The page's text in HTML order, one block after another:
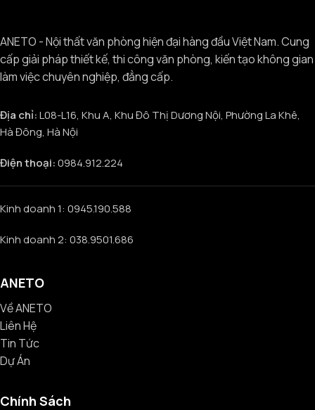
ANETO - Nội thất văn phòng hiện đại hàng đầu Việt Nam. Cung
cấp giải pháp thiết kế, thi công văn phòng, kiến tạo không gian
làm việc chuyên nghiệp, đẳng cấp.
Địa chỉ:L08-L16, Khu A, Khu Đô Thị Dương Nội, Phường La Khê,
Hà Đông, Hà Nội
Điện thoại:0984.912.224
Kinh doanh 1: 0945.190.588
Kinh doanh 2: 038.9501.686
ANETO
Về ANETO
Liên Hệ
Tin Tức
Dự Án
Chính Sách